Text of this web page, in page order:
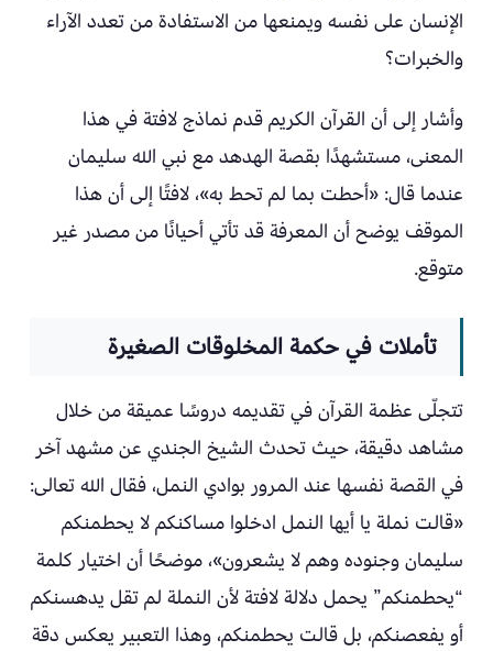
الإنسان على نفسه ويمنعها من الاستفادة من تعدد الآراء
والخبرات؟
وأشار إلى أن القرآن الكريم قدم نماذج لافتة في هذا
المعنى، مستشهدًا بقصة الهدهد مع نبي الله سليمان
عندما قال: «أحطت بما لم تحط به»، لافتًا إلى أن هذا
الموقف يوضح أن المعرفة قد تأتي أحيانًا من مصدر غير
متوقع.
تأملات في حكمة المخلوقات الصغيرة
تتجلّى عظمة القرآن في تقديمه دروسًا عميقة من خلال
مشاهد دقيقة، حيث تحدث الشيخ الجندي عن مشهد آخر
في القصة نفسها عند المرور بوادي النمل، فقال الله تعالى:
«قالت نملة يا أيها النمل ادخلوا مساكنكم لا يحطمنكم
سليمان وجنوده وهم لا يشعرون»، موضحًا أن اختيار كلمة
“يحطمنكم” يحمل دلالة لافتة لأن النملة لم تقل يدهسنكم
أو يفعصنكم، بل قالت يحطمنكم، وهذا التعبير يعكس دقة